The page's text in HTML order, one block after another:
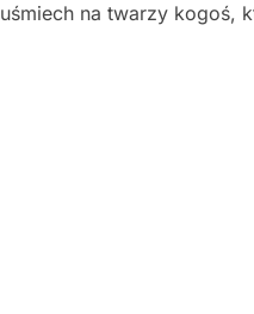
na twarzy kogoś,